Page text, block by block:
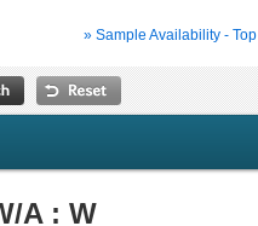
» Sample Availability - Top
A : W